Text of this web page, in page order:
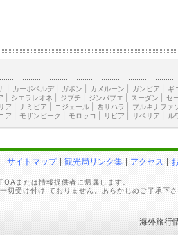
カーボベルデ| ガボン カメルーン ガンビア ギ
シエラレオネ ジブチ ジンバブエ スーダン セ
ア ナミビア ニジェール| 西サハラ ブルキナファ
ア モザンビーク モロッコ リビア リベリア ル
サイトマップ 観光局リンク集 アクセス
または情報提供者に帰属します。
受け付け ておりません。あらかじめご了承下さ
海外旅行